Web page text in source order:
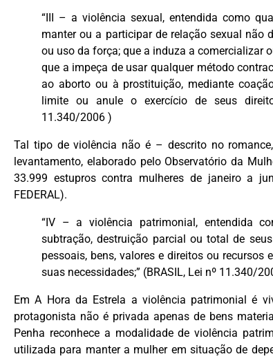
“III – a violência sexual, entendida como
manter ou a participar de relação sexual não
ou uso da força; que a induza a comercializar
que a impeça de usar qualquer método
ao aborto ou à prostituição, mediante
limite ou anule o exercício de seus
11.340/2006 )
Tal tipo de violência não é – descrito no
levantamento, elaborado pelo Observatório da
33.999 estupros contra mulheres de janeiro a
FEDERAL).
“IV – a violência patrimonial, entendida
subtração, destruição parcial ou total de
pessoais, bens, valores e direitos ou
suas necessidades;” (BRASIL, Lei nº 11.340/
Em A Hora da Estrela a violência patrimonial é
protagonista não é privada apenas de bens
Penha reconhece a modalidade de violência
utilizada para manter a mulher em situação de